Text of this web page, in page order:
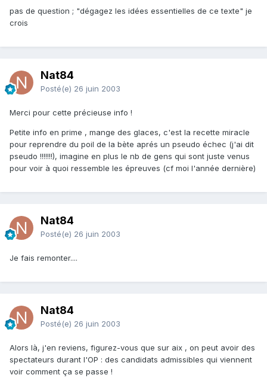
pas de question ; "dégagez les idées essentielles de ce texte" je
crois
Nat84
Posté(e) 26 juin 2003
Merci pour cette précieuse info !
Petite info en prime , mange des glaces, c'est la recette miracle
pour reprendre du poil de la bète aprés un pseudo échec (j'ai dit
pseudo !!!!!!!), imagine en plus le nb de gens qui sont juste venus
pour voir à quoi ressemble les épreuves (cf moi l'année dernière)
Nat84
Posté(e) 26 juin 2003
Je fais remonter....
Nat84
Posté(e) 26 juin 2003
Alors là, j'en reviens, figurez-vous que sur aix , on peut avoir des
spectateurs durant l'OP : des candidats admissibles qui viennent
voir comment ça se passe !